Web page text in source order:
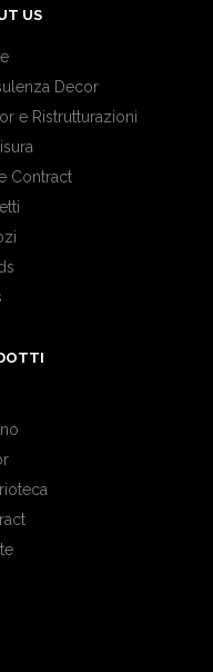
US
Decor
e Ristrutturazioni
Contract